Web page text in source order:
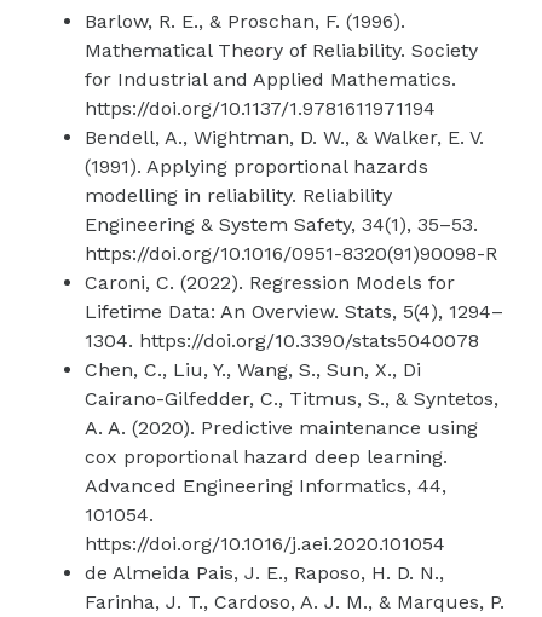
Barlow, R. E., & Proschan, F. (1996).
Mathematical Theory of Reliability. Society
for Industrial and Applied Mathematics.
https://doi.org/10.1137/1.9781611971194
Bendell, A., Wightman, D. W., & Walker, E. V.
(1991). Applying proportional hazards
modelling in reliability. Reliability
Engineering & System Safety, 34(1), 35–53.
https://doi.org/10.1016/0951-8320(91)90098-R
Caroni, C. (2022). Regression Models for
Lifetime Data: An Overview. Stats, 5(4), 1294–
1304. https://doi.org/10.3390/stats5040078
Chen, C., Liu, Y., Wang, S., Sun, X., Di
Cairano-Gilfedder, C., Titmus, S., & Syntetos,
A. A. (2020). Predictive maintenance using
cox proportional hazard deep learning.
Advanced Engineering Informatics, 44,
101054.
https://doi.org/10.1016/j.aei.2020.101054
de Almeida Pais, J. E., Raposo, H. D. N.,
Farinha, J. T., Cardoso, A. J. M., & Marques, P.